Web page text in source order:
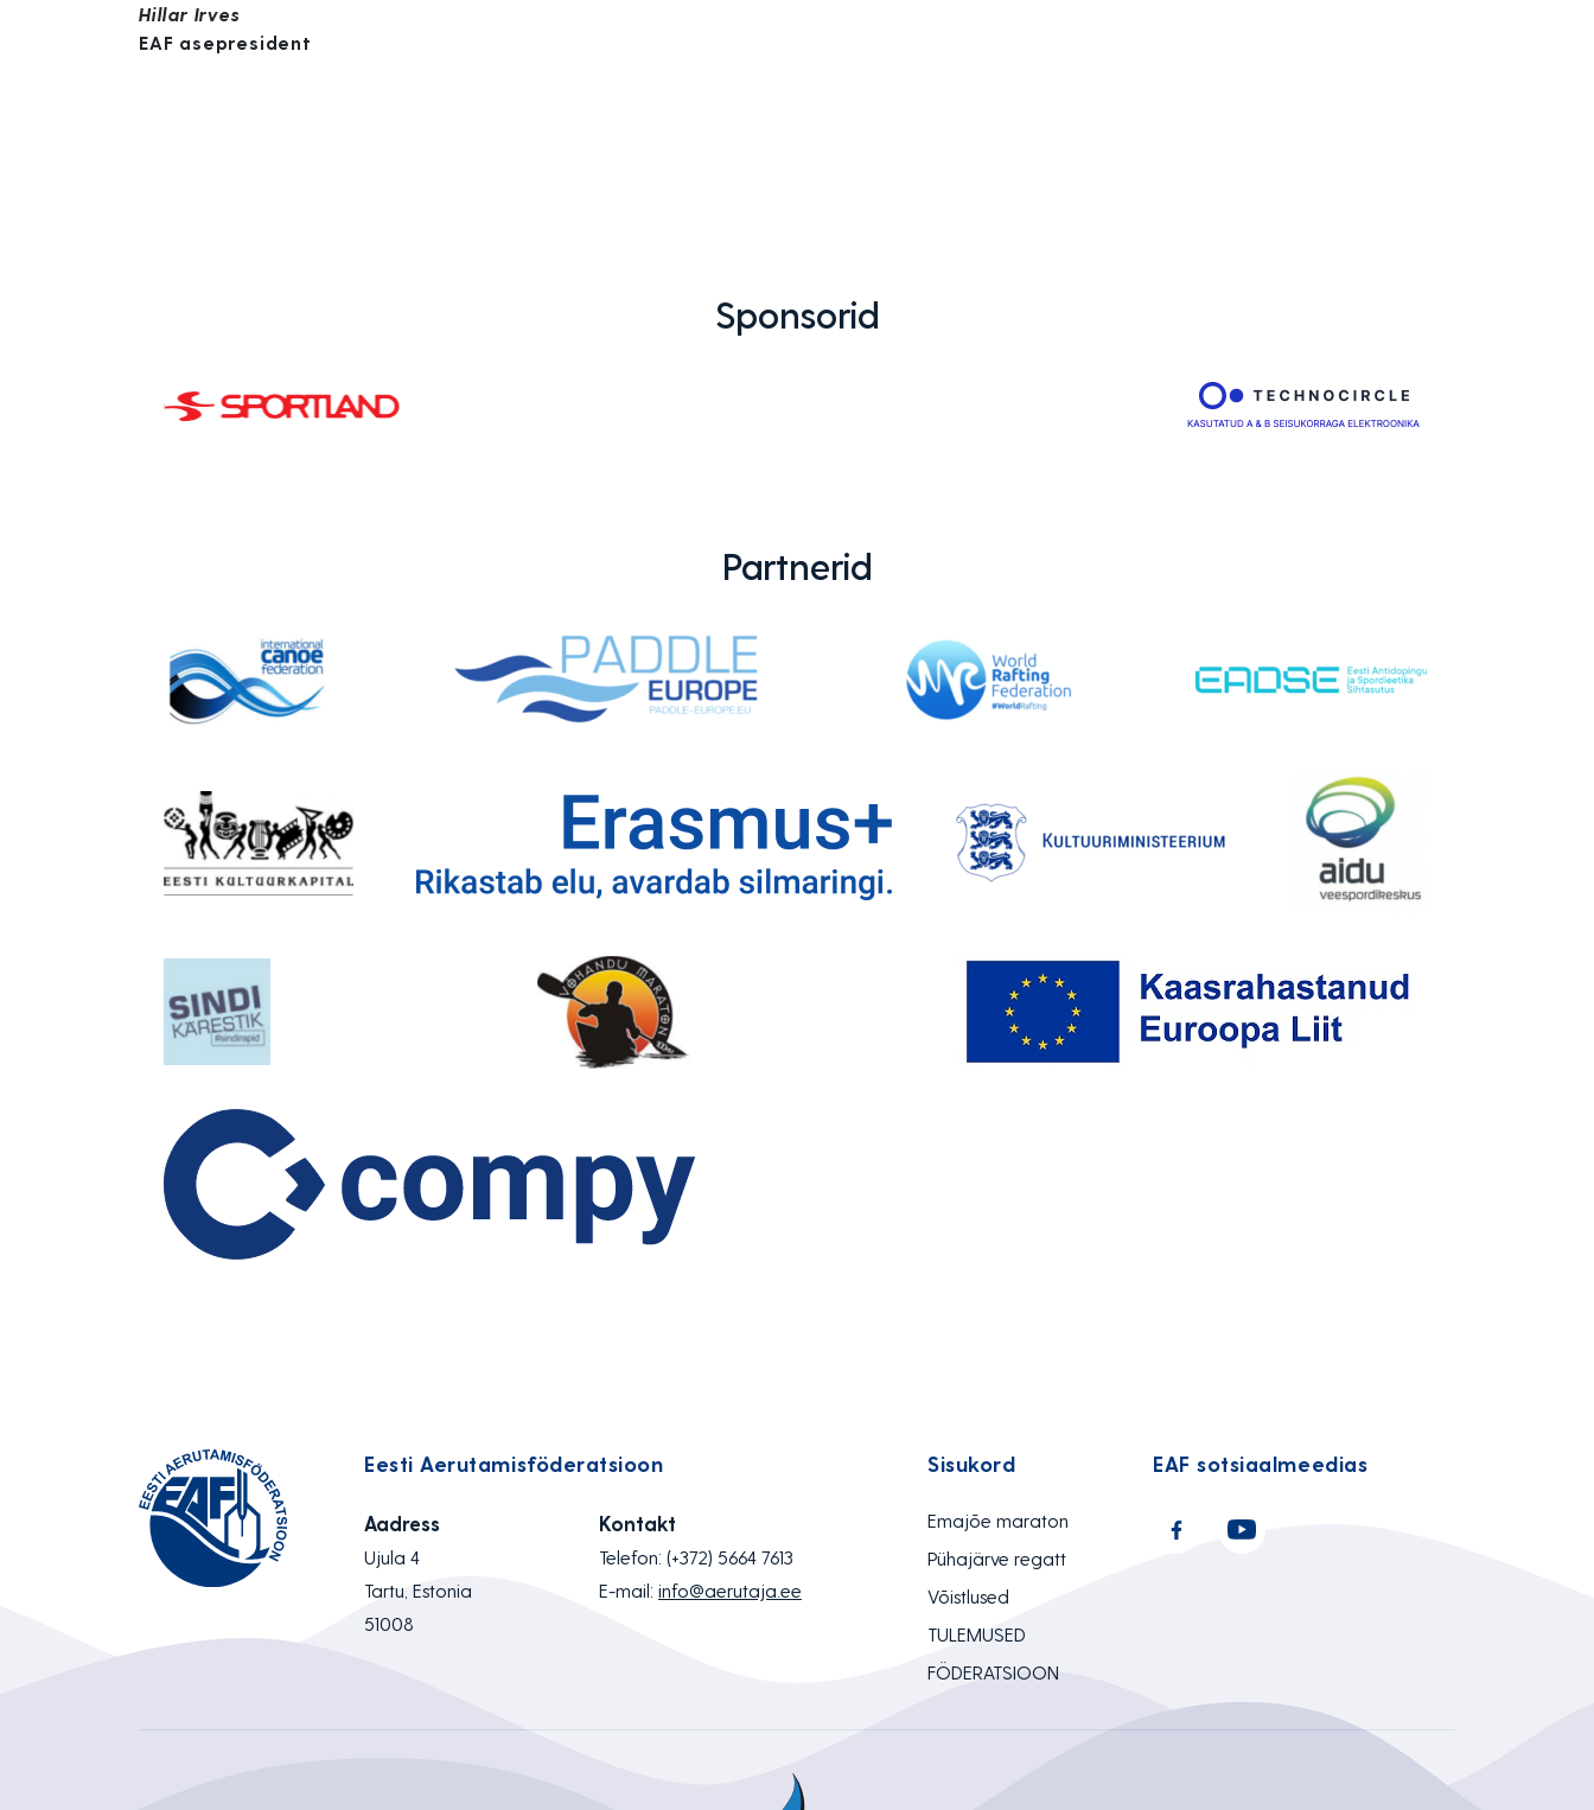
Hillar Irves
EAF asepresident
Sponsorid
Partnerid
Eesti Aerutamisföderatsioon
Aadress
Ujula 4
Tartu, Estonia
51008
Kontakt
Telefon: (+372) 5664 7613
E-mail: info@aerutaja.ee
Sisukord
Emajõe maraton
Pühajärve regatt
Võistlused
TULEMUSED
FÖDERATSIOON
EAF sotsiaalmeedias